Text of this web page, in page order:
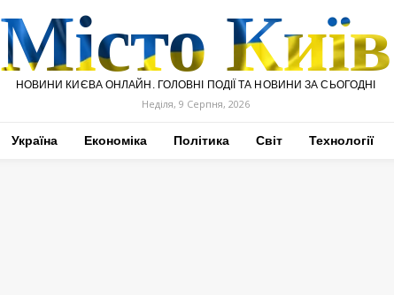
Місто Київ
НОВИНИ КИЄВА ОНЛАЙН. ГОЛОВНІ ПОДІЇ ТА НОВИНИ ЗА СЬОГОДНІ
Неділя, 9 Серпня, 2026
Україна Економіка Політика Світ Технології